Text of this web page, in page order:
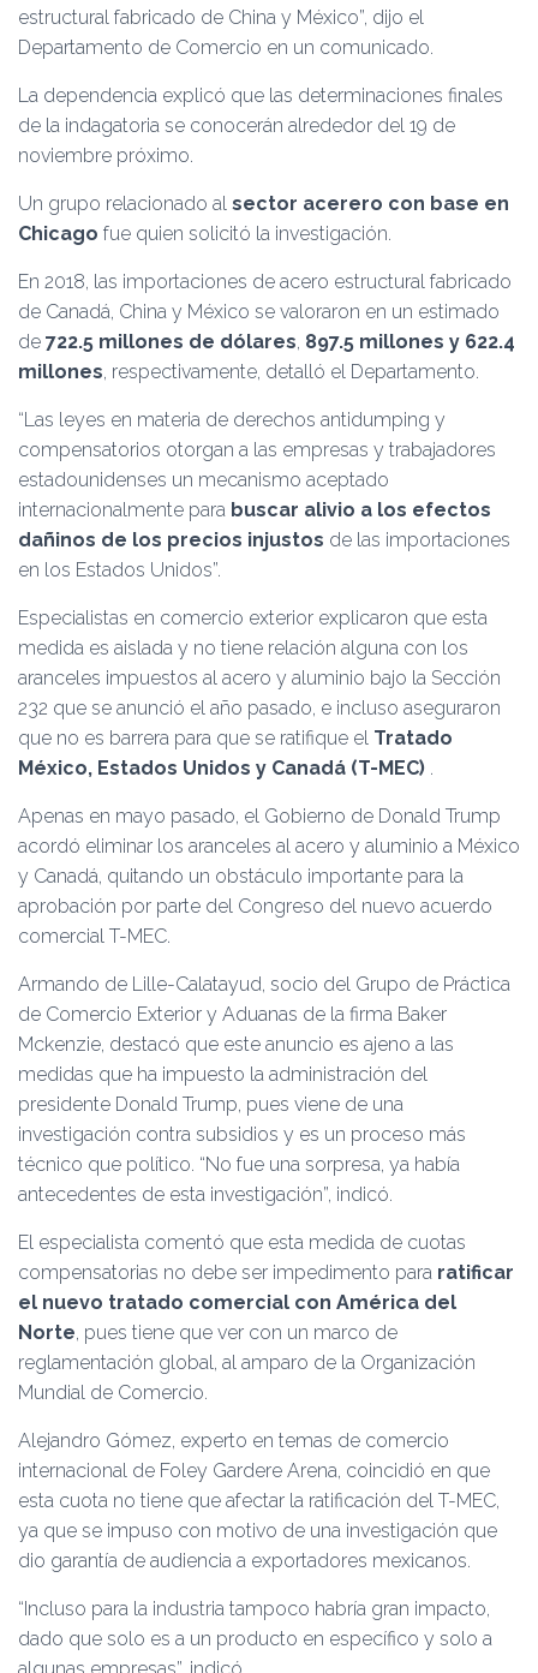
estructural fabricado de China y México”, dijo el
Departamento de Comercio en un comunicado.
La dependencia explicó que las determinaciones finales
de la indagatoria se conocerán alrededor del 19 de
noviembre próximo.
Un grupo relacionado al sector acerero con base en
Chicago fue quien solicitó la investigación.
En 2018, las importaciones de acero estructural fabricado
de Canadá, China y México se valoraron en un estimado
de 722.5 millones de dólares, 897.5 millones y 622.4
millones, respectivamente, detalló el Departamento.
“Las leyes en materia de derechos antidumping y
compensatorios otorgan a las empresas y trabajadores
estadounidenses un mecanismo aceptado
internacionalmente para buscar alivio a los efectos
dañinos de los precios injustos de las importaciones
en los Estados Unidos”.
Especialistas en comercio exterior explicaron que esta
medida es aislada y no tiene relación alguna con los
aranceles impuestos al acero y aluminio bajo la Sección
232 que se anunció el año pasado, e incluso aseguraron
que no es barrera para que se ratifique el Tratado
México, Estados Unidos y Canadá (T-MEC) .
Apenas en mayo pasado, el Gobierno de Donald Trump
acordó eliminar los aranceles al acero y aluminio a México
y Canadá, quitando un obstáculo importante para la
aprobación por parte del Congreso del nuevo acuerdo
comercial T-MEC.
Armando de Lille-Calatayud, socio del Grupo de Práctica
de Comercio Exterior y Aduanas de la firma Baker
Mckenzie, destacó que este anuncio es ajeno a las
medidas que ha impuesto la administración del
presidente Donald Trump, pues viene de una
investigación contra subsidios y es un proceso más
técnico que político. “No fue una sorpresa, ya había
antecedentes de esta investigación”, indicó.
El especialista comentó que esta medida de cuotas
compensatorias no debe ser impedimento para ratificar
el nuevo tratado comercial con América del
Norte, pues tiene que ver con un marco de
reglamentación global, al amparo de la Organización
Mundial de Comercio.
Alejandro Gómez, experto en temas de comercio
internacional de Foley Gardere Arena, coincidió en que
esta cuota no tiene que afectar la ratificación del T-MEC,
ya que se impuso con motivo de una investigación que
dio garantía de audiencia a exportadores mexicanos.
“Incluso para la industria tampoco habría gran impacto,
dado que solo es a un producto en específico y solo a